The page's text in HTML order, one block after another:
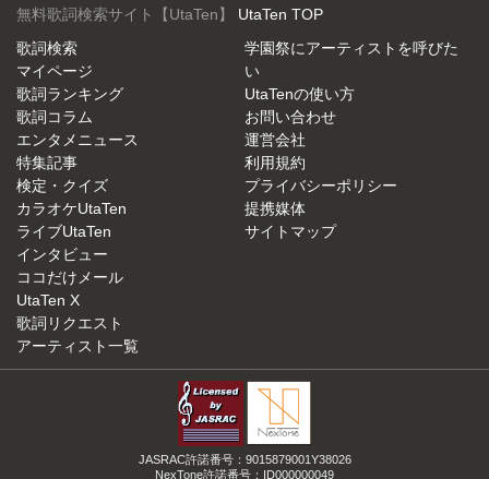
無料歌詞検索サイト【UtaTen】 UtaTen TOP
歌詞検索
マイページ
歌詞ランキング
歌詞コラム
エンタメニュース
特集記事
検定・クイズ
カラオケUtaTen
ライブUtaTen
インタビュー
ココだけメール
UtaTen X
歌詞リクエスト
アーティスト一覧
学園祭にアーティストを呼びた
い
UtaTenの使い方
お問い合わせ
運営会社
利用規約
プライバシーポリシー
提携媒体
サイトマップ
JASRAC許諾番号：9015879001Y38026
NexTone許諾番号：ID000000049